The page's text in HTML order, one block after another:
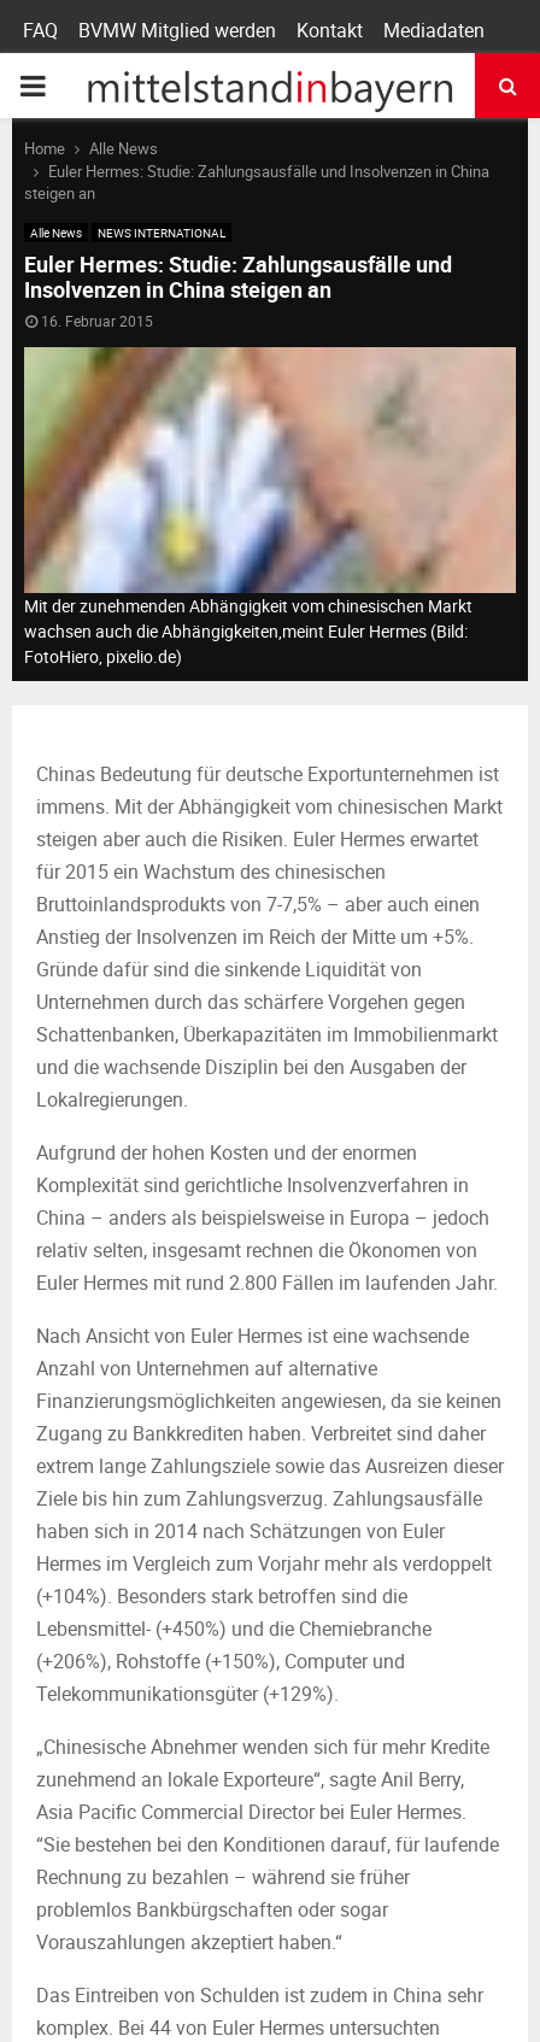
FAQ BVMW Mitglied werden Kontakt Mediadaten
P
R
M
A
Y
M
E
N
Home
Alle News
Euler Hermes: Studie: Zahlungsausfälle und Insolvenzen in China
steigen an
Alle News NEWS INTERNATIONAL
Euler Hermes: Studie: Zahlungsausfälle und
Insolvenzen in China steigen an
16. Februar 2015
Mit der zunehmenden Abhängigkeit vom chinesischen Markt
wachsen auch die Abhängigkeiten,meint Euler Hermes (Bild:
FotoHiero, pixelio.de)
Chinas Bedeutung für deutsche Exportunternehmen ist
immens. Mit der Abhängigkeit vom chinesischen Markt
steigen aber auch die Risiken. Euler Hermes erwartet
für 2015 ein Wachstum des chinesischen
Bruttoinlandsprodukts von 7-7,5% – aber auch einen
Anstieg der Insolvenzen im Reich der Mitte um +5%.
Gründe dafür sind die sinkende Liquidität von
Unternehmen durch das schärfere Vorgehen gegen
Schattenbanken, Überkapazitäten im Immobilienmarkt
und die wachsende Disziplin bei den Ausgaben der
Lokalregierungen.
Aufgrund der hohen Kosten und der enormen
Komplexität sind gerichtliche Insolvenzverfahren in
China – anders als beispielsweise in Europa – jedoch
relativ selten, insgesamt rechnen die Ökonomen von
Euler Hermes mit rund 2.800 Fällen im laufenden Jahr.
Nach Ansicht von Euler Hermes ist eine wachsende
Anzahl von Unternehmen auf alternative
Finanzierungsmöglichkeiten angewiesen, da sie keinen
Zugang zu Bankkrediten haben. Verbreitet sind daher
extrem lange Zahlungsziele sowie das Ausreizen dieser
Ziele bis hin zum Zahlungsverzug. Zahlungsausfälle
haben sich in 2014 nach Schätzungen von Euler
Hermes im Vergleich zum Vorjahr mehr als verdoppelt
(+104%). Besonders stark betroffen sind die
Lebensmittel- (+450%) und die Chemiebranche
(+206%), Rohstoffe (+150%), Computer und
Telekommunikationsgüter (+129%).
„Chinesische Abnehmer wenden sich für mehr Kredite
zunehmend an lokale Exporteure“, sagte Anil Berry,
Asia Pacific Commercial Director bei Euler Hermes.
“Sie bestehen bei den Konditionen darauf, für laufende
Rechnung zu bezahlen – während sie früher
problemlos Bankbürgschaften oder sogar
Vorauszahlungen akzeptiert haben.“
Das Eintreiben von Schulden ist zudem in China sehr
komplex. Bei 44 von Euler Hermes untersuchten